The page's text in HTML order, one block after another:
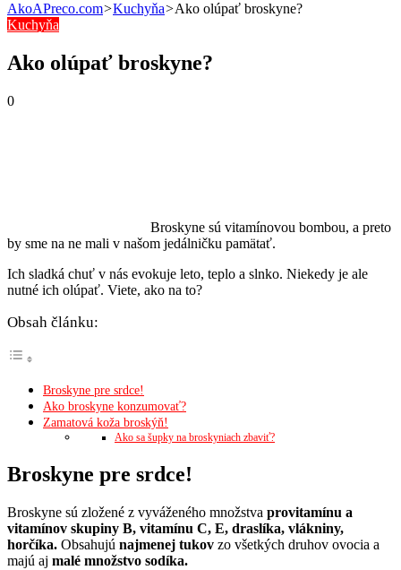
AkoAPreco.com>Kuchyňa>Ako olúpať broskyne?
Kuchyňa
Ako olúpať broskyne?
0
Broskyne sú vitamínovou bombou, a preto
by sme na ne mali v našom jedálničku pamätať.
Ich sladká chuť v nás evokuje leto, teplo a slnko. Niekedy je ale
nutné ich olúpať. Viete, ako na to?
Obsah článku:
Broskyne pre srdce!
Ako broskyne konzumovať?
Zamatová koža broskýň!
Ako sa šupky na broskyniach zbaviť?
Broskyne pre srdce!
Broskyne sú zložené z vyváženého množstva provitamínu a
vitamínov skupiny B, vitamínu C, E, draslíka, vlákniny,
horčíka. Obsahujú najmenej tukov zo všetkých druhov ovocia a
majú aj malé množstvo sodíka.